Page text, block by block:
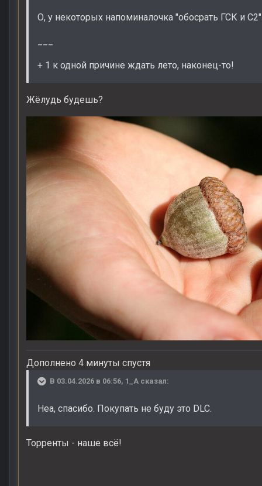
О, у некоторых напоминалочка "обосрать ГСК и С2"
+ 1 к одной причине ждать лето, наконец-то!
Жёлудь будешь?
Дополнено 4 минуты спустя
В 03.04.2026 в 06:56, 1_A сказал:
Неа, спасибо. Покупать не буду это DLC.
Торренты - наше всё!